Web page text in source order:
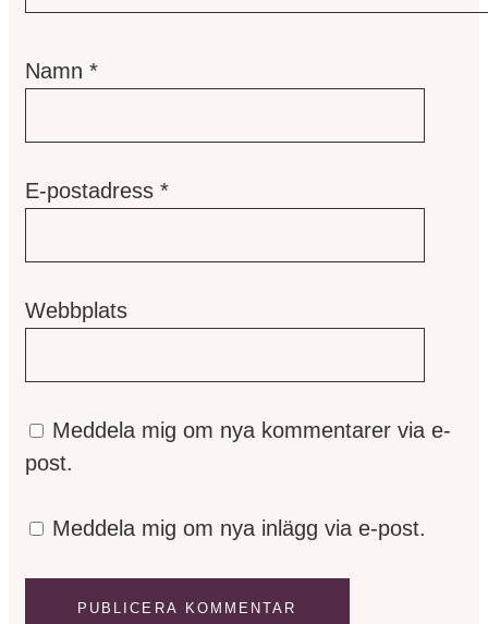
Namn *
E-postadress *
Webbplats
Meddela mig om nya kommentarer via e-
post.
Meddela mig om nya inlägg via e-post.